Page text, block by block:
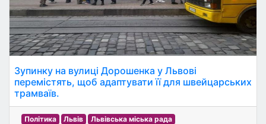
Зупинку на вулиці Дорошенка у Львові
перемістять, щоб адаптувати її для швейцарських
трамваїв.
Політика Львів Львівська міська рада